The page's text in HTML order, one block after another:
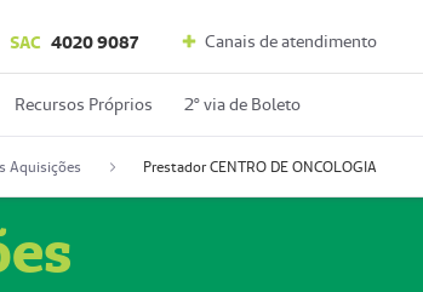
SAC 4020 9087 Canais de atendimento
Recursos Próprios 2º via de Boleto
Aquisições Prestador CENTRO DE ONCOLOGIA